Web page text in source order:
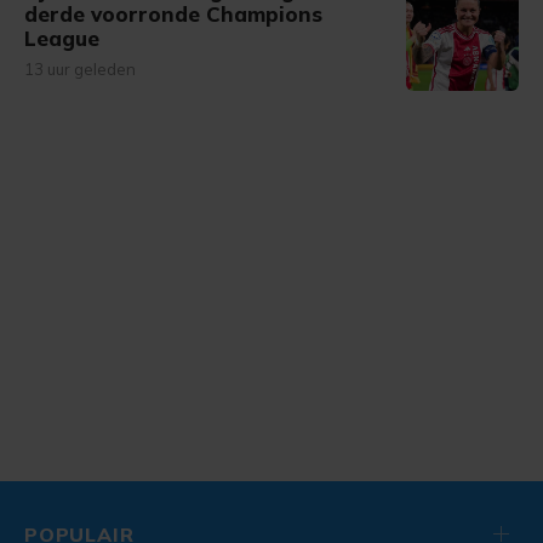
derde voorronde Champions
League
13 uur geleden
POPULAIR